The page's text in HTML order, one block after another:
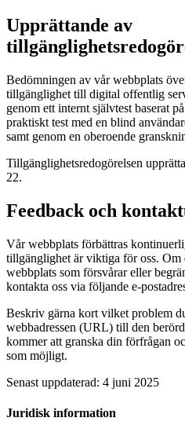
Upprättande av
Bedömningen av vår webbplats
tillgänglighet till digital offentlig
genom ett internt självtest baserat
praktiskt test med en blind
samt genom en oberoende
Tillgänglighetsredogörelsen
22.
Feedback och
Vår webbplats förbättras
tillgänglighet är viktiga för oss. Om
webbplats som försvårar eller
kontakta oss via följande e-
Beskriv gärna kort vilket problem
webbadressen (URL) till den
kommer att granska din förfrågan
som möjligt.
Senast uppdaterad: 4 juni 2025
Juridisk information